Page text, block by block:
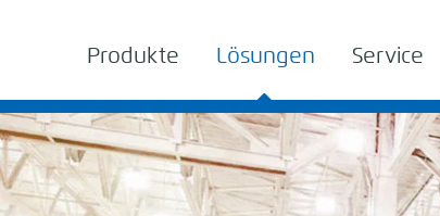
Produkte Lösungen Service